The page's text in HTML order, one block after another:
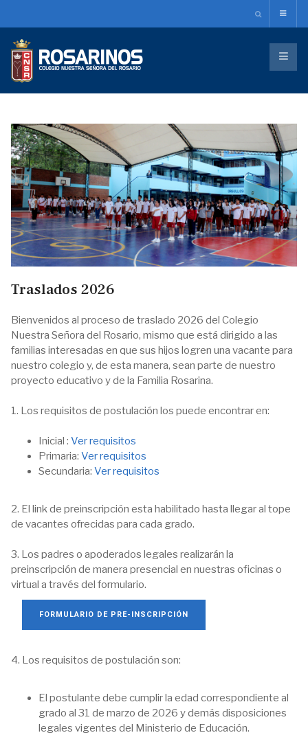
Traslados 2026
Bienvenidos al proceso de traslado 2026 del Colegio
Nuestra Señora del Rosario, mismo que está dirigido a las
familias interesadas en que sus hijos logren una vacante para
nuestro colegio y, de esta manera, sean parte de nuestro
proyecto educativo y de la Familia Rosarina.
1. Los requisitos de postulación los puede encontrar en:
Inicial : Ver requisitos
Primaria: Ver requisitos
Secundaria: Ver requisitos
2. El link de preinscripción esta habilitado hasta llegar al tope
de vacantes ofrecidas para cada grado.
3. Los padres o apoderados legales realizarán la
preinscripción de manera presencial en nuestras oficinas o
virtual a través del formulario.
FORMULARIO DE PRE-INSCRIPCIÓN
4. Los requisitos de postulación son:
El postulante debe cumplir la edad correspondiente al
grado al 31 de marzo de 2026 y demás disposiciones
legales vigentes del Ministerio de Educación.